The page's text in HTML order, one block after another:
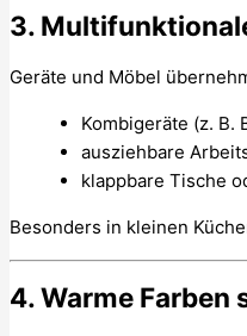
3.
Geräte und Möbel
Kombigeräte (z. B.
ausziehbare
klappbare Tische
Besonders in kleinen
4. Warme